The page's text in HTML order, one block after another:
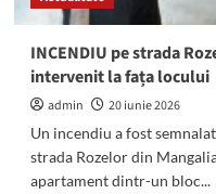
VÂNZARE.
Ce
alte
figurează
pe
ordinea
INCENDIU pe strada
intervenit la fața locului
admin
20 iunie 2026
Un incendiu a fost
strada Rozelor din
apartament dintr-un bloc...